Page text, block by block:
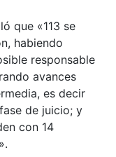
que «113 se
habiendo
responsable
avances
es decir
de juicio; y
con 14